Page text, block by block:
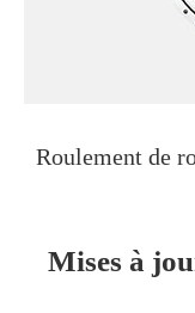
Roulement de
Mises à